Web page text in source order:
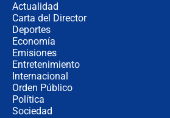
Actualidad
Carta del Director
Deportes
Economía
Emisiones
Entretenimiento
Internacional
Orden Público
Política
Sociedad